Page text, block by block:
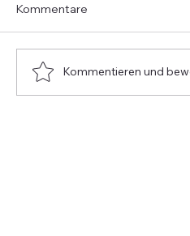
Kommentare
Kommentieren und